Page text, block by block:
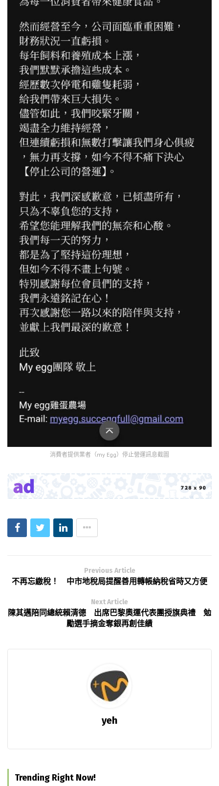
消費者提供業者（my Egg）停止營運訊息截圖
Previous Article
不再忘繳稅！ 中市地稅局提醒善用轉帳納稅省時又方便
Next Article
陳其邁陪同總統賴清德 出席巴黎奧運代表團授旗典禮 勉
勵選手摘金奪銀再創佳績
yeh
Trending Right Now!